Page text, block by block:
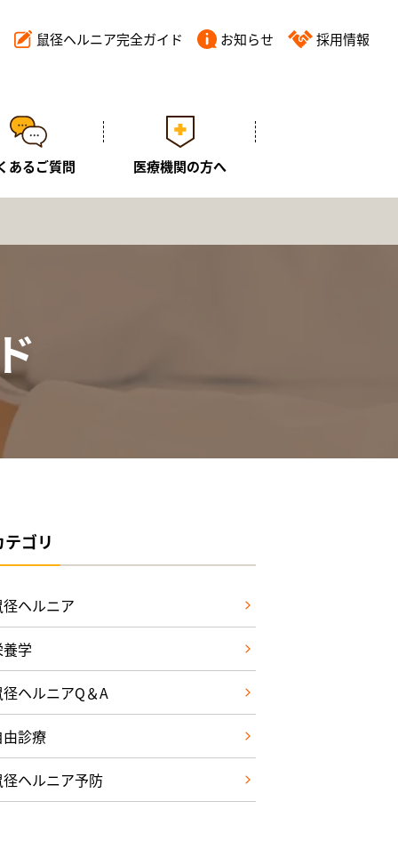
鼠径ヘルニア完全ガイド お知らせ 採用情報
あるご質問 医療機関の方へ
テゴリ
径ヘルニア
養学
径ヘルニアQ＆A
由診療
径ヘルニア予防